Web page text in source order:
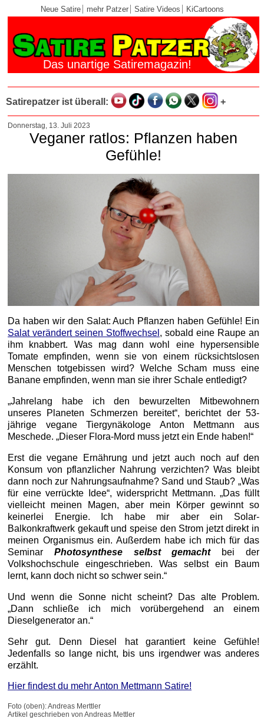
Neue Satire mehr Patzer Satire Videos KiCartoons
Das unartige Satiremagazin!
Satirepatzer ist überall: +
Donnerstag, 13. Juli 2023
Veganer ratlos: Pflanzen haben
Gefühle!
Da haben wir den Salat: Auch Pflanzen haben Gefühle! Ein
Salat verändert seinen Stoffwechsel , sobald eine Raupe an
ihm knabbert. Was mag dann wohl eine hypersensible
Tomate empfinden, wenn sie von einem rücksichtslosen
Menschen totgebissen wird? Welche Scham muss eine
Banane empfinden, wenn man sie ihrer Schale entledigt?
„Jahrelang habe ich den bewurzelten Mitbewohnern
unseres Planeten Schmerzen bereitet“, berichtet der 53-
jährige vegane Tiergynäkologe Anton Mettmann aus
Meschede. „Dieser Flora-Mord muss jetzt ein Ende haben!“
Erst die vegane Ernährung und jetzt auch noch auf den
Konsum von pflanzlicher Nahrung verzichten? Was bleibt
dann noch zur Nahrungsaufnahme? Sand und Staub? „Was
für eine verrückte Idee“, widerspricht Mettmann. „Das füllt
vielleicht meinen Magen, aber mein Körper gewinnt so
keinerlei Energie. Ich habe mir aber ein Solar-
Balkonkraftwerk gekauft und speise den Strom jetzt direkt in
meinen Organismus ein. Außerdem habe ich mich für das
Seminar Photosynthese selbst gemachtbei der
Volkshochschule eingeschrieben. Was selbst ein Baum
lernt, kann doch nicht so schwer sein.“
Und wenn die Sonne nicht scheint? Das alte Problem.
„Dann schließe ich mich vorübergehend an einem
Dieselgenerator an.“
Sehr gut. Denn Diesel hat garantiert keine Gefühle!
Jedenfalls so lange nicht, bis uns irgendwer was anderes
erzählt.
Hier findest du mehr Anton Mettmann Satire!
Foto (oben): Andreas Merttler
Artikel geschrieben von Andreas Mettler